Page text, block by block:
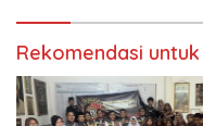
Rekomendasi